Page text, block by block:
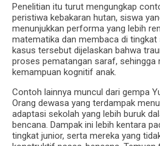
Penelitian itu turut mengungkap
peristiwa kebakaran hutan, siswa
menunjukkan performa yang lebih
matematika dan membaca di tingkat
kasus tersebut dijelaskan bahwa
proses pematangan saraf, sehingga
kemampuan kognitif anak.
Contoh lainnya muncul dari gempa
Orang dewasa yang terdampak
adaptasi sekolah yang lebih buruk
bencana. Dampak ini lebih kentara
tingkat junior, serta mereka yang